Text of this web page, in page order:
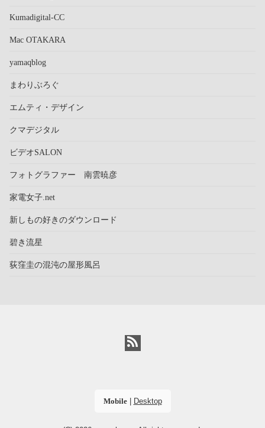
Kumadigital-CC
Mac OTAKARA
yamaqblog
まわりぶろぐ
エムティ・デザイン
クマデジタル
ビデオSALON
フォトグラファー 南雲暁彦
家電女子.net
新しもの好きのダウンロード
碧き流星
荻窪圭の混沌の屋形風呂
Mobile| Desktop